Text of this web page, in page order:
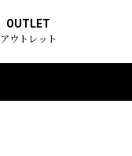
OUTLET
アウトレット